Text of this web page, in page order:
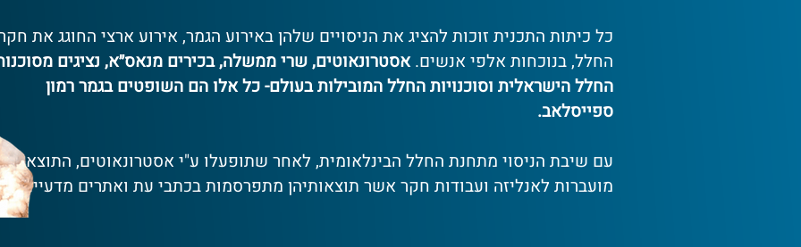
כל כיתות התכנית זוכות להציג את הניסויים שלהן באירוע הגמר, אירוע ארצי החוגג את
החלל, בנוכחות אלפי אנשים.אסטרונאוטים, שרי ממשלה, בכירים מנאס״א, נציגים
החלל הישראלית וסוכנויות החלל המובילות בעולם- כל אלו הם השופטים בגמר רמון
ספייסלאב.
עם שיבת הניסוי מתחנת החלל הבינלאומית, לאחר שתופעלו ע"י אסטרונאוטים, התוצאות
מועברות לאנליזה ועבודות חקר אשר תוצאותיהן מתפרסמות בכתבי עת ואתרים מדעיים.